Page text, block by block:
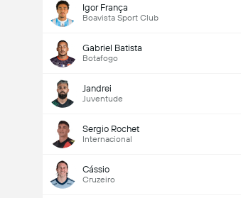
Igor França
Boavista Sport Club
Gabriel Batista
Botafogo
Jandrei
Juventude
Sergio Rochet
Internacional
Cássio
Cruzeiro